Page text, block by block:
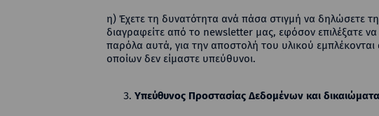
η) Έχετε τη δυνατότητα ανά πάσα στιγμή να δηλώσετε
διαγραφείτε από το newsletter μας, εφόσον επιλέξατε
παρόλα αυτά, για την αποστολή του υλικού εμπλέκονται
οποίων δεν είμαστε υπεύθυνοι.
Υπεύθυνος Προστασίας Δεδομένων και